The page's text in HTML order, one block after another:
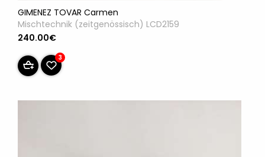
GIMENEZ TOVAR Carmen
Mischtechnik (zeitgenössisch) LCD2159
240.00€
3